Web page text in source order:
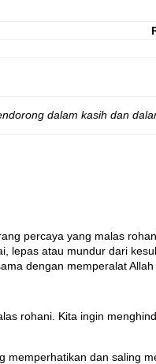
dalam kasih dan
percaya yang malas
lepas atau mundur dari
dengan memperalat
rohani. Kita ingin
dan saling